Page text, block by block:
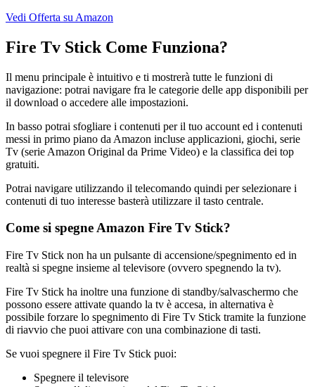
Vedi Offerta su Amazon
Fire Tv Stick Come Funziona?
Il menu principale è intuitivo e ti mostrerà tutte le funzioni di
navigazione: potrai navigare fra le categorie delle app disponibili per
il download o accedere alle impostazioni.
In basso potrai sfogliare i contenuti per il tuo account ed i contenuti
messi in primo piano da Amazon incluse applicazioni, giochi, serie
Tv (serie Amazon Original da Prime Video) e la classifica dei top
gratuiti.
Potrai navigare utilizzando il telecomando quindi per selezionare i
contenuti di tuo interesse basterà utilizzare il tasto centrale.
Come si spegne Amazon Fire Tv Stick?
Fire Tv Stick non ha un pulsante di accensione/spegnimento ed in
realtà si spegne insieme al televisore (ovvero spegnendo la tv).
Fire Tv Stick ha inoltre una funzione di standby/salvaschermo che
possono essere attivate quando la tv è accesa, in alternativa è
possibile forzare lo spegnimento di Fire Tv Stick tramite la funzione
di riavvio che puoi attivare con una combinazione di tasti.
Se vuoi spegnere il Fire Tv Stick puoi:
Spegnere il televisore